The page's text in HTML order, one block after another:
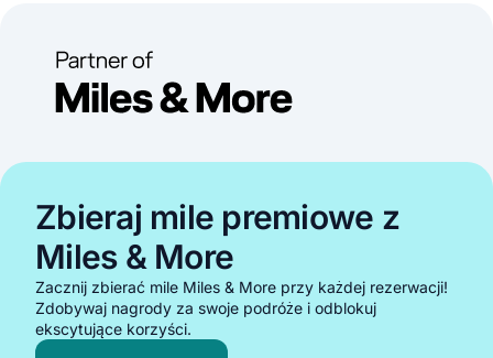
Zbieraj mile premiowe z
Miles & More
Zacznij zbierać mile Miles & More przy każdej rezerwacji!
Zdobywaj nagrody za swoje podróże i odblokuj
ekscytujące korzyści.